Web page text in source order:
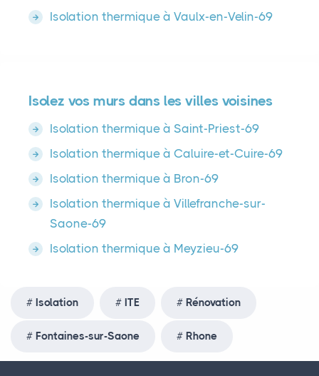
Isolation thermique à Vaulx-en-Velin-69
Isolez vos murs dans les villes voisines
Isolation thermique à Saint-Priest-69
Isolation thermique à Caluire-et-Cuire-69
Isolation thermique à Bron-69
Isolation thermique à Villefranche-sur-
Saone-69
Isolation thermique à Meyzieu-69
Isolation ITE Rénovation
Fontaines-sur-Saone Rhone